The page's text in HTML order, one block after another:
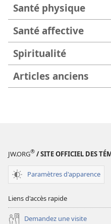
Santé physique
Santé affective
Spiritualité
Articles anciens
JW.ORG® / SITE OFFICIEL DES
Paramètres d'apparence
Liens d'accès rapide
Demandez une visite